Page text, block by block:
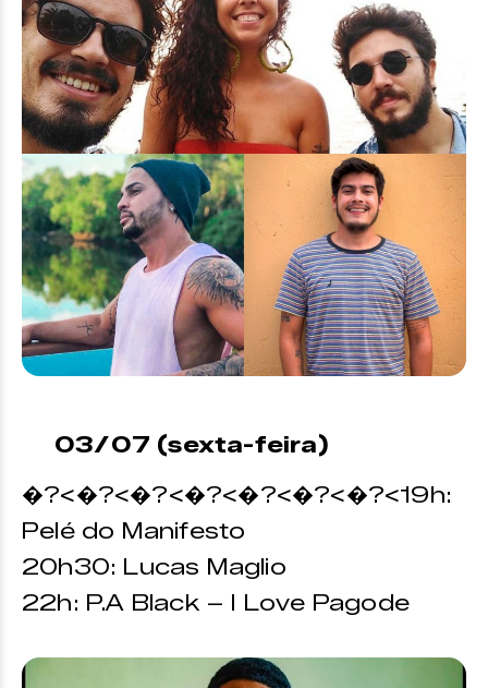
03/07 (sexta-feira)
�?<�?<�?<�?<�?<�?<�?<19h:
Pelé do Manifesto
20h30: Lucas Maglio
22h: P.A Black – I Love Pagode